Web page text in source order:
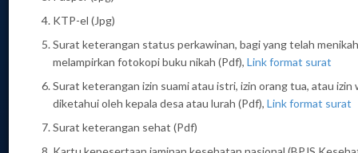
TAIWAN
SIPKON KDEI Taipei adalah sistem informasi untuk
melayani pendataan perpanjangan kontrak PMI di
Taiwan:
Perpanjang Kontrak Tanpa Pulang (PKTP), Pekerja
KTP-el (Jpg)
Surat keterangan status perkawinan, bagi yang telah menikah
melampirkan fotokopi buku nikah (Pdf), Link format surat
Surat keterangan izin suami atau istri, izin orang tua, atau izin
diketahui oleh kepala desa atau lurah (Pdf), Link format surat
Surat keterangan sehat (Pdf)